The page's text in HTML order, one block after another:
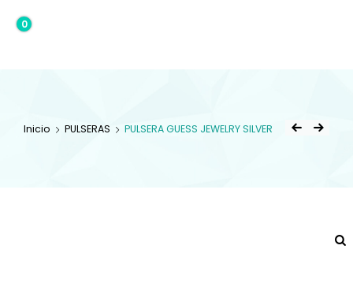
0,00€
0
Inicio PULSERAS PULSERA GUESS JEWELRY SILVER